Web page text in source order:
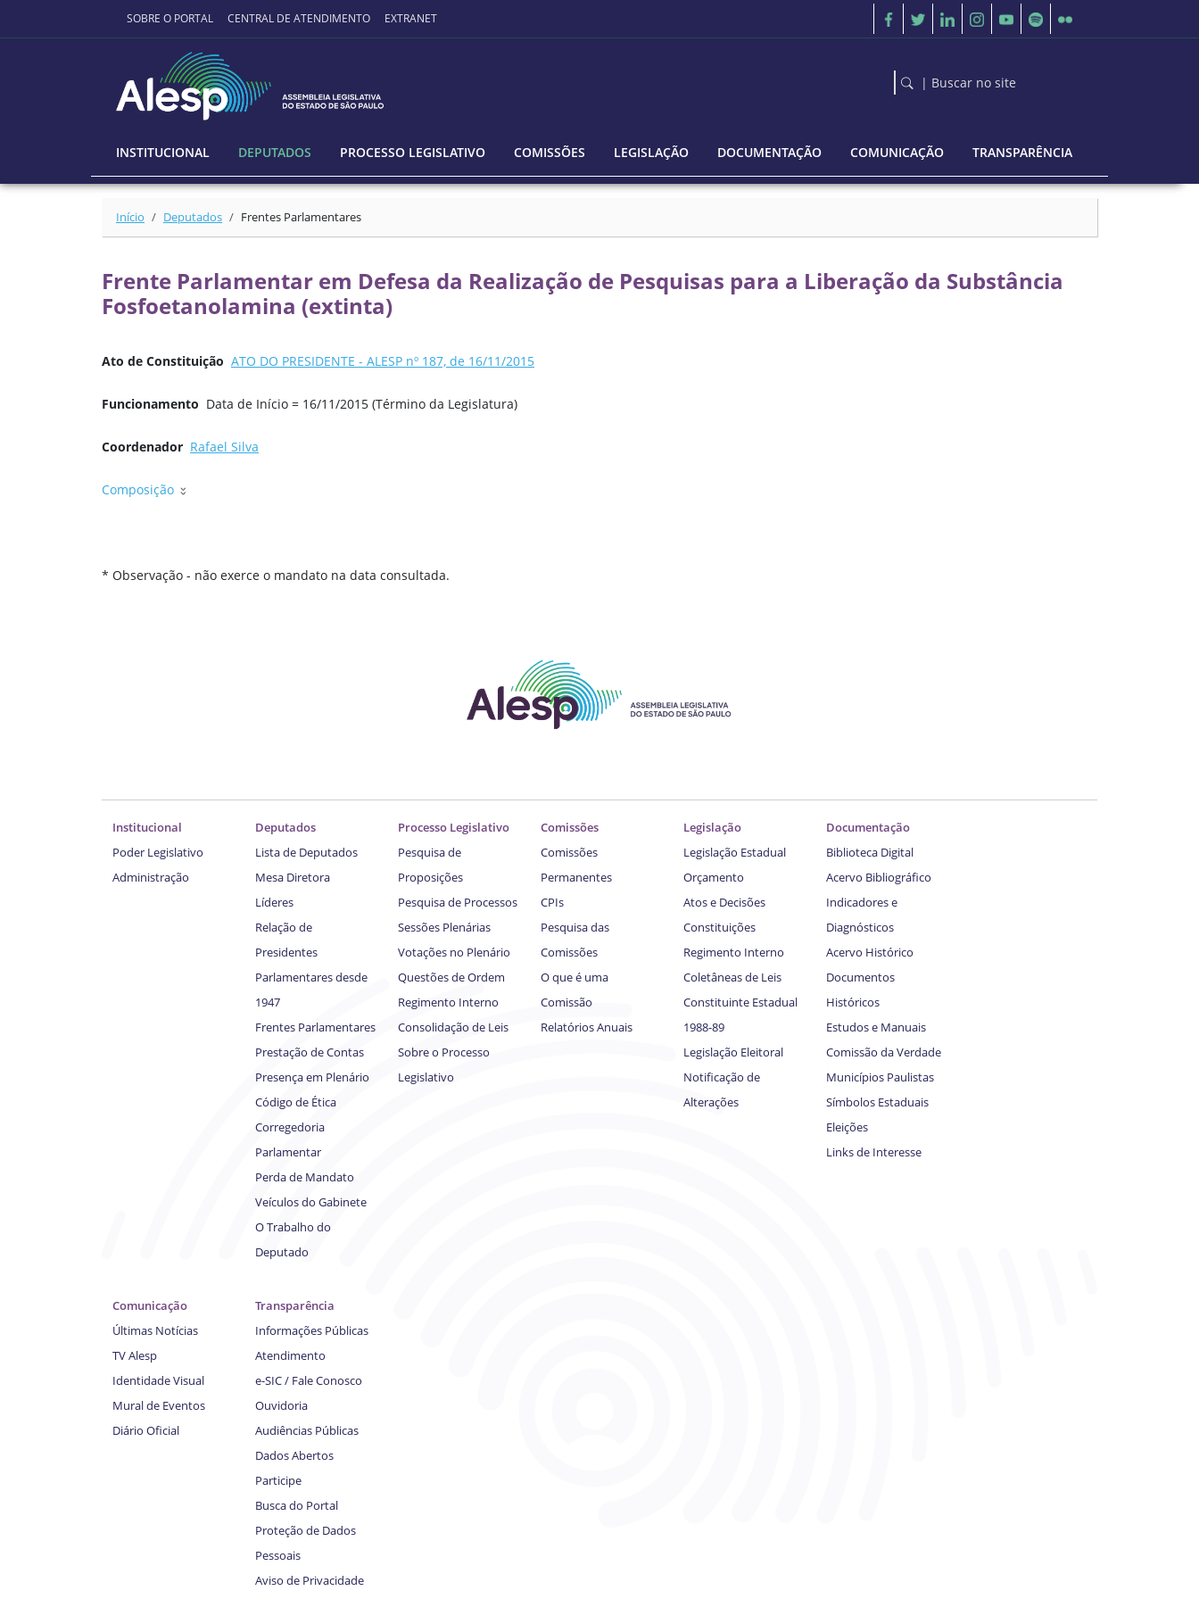
Ir para o conteúdo principal
SOBRE O PORTAL CENTRAL DE ATENDIMENTO EXTRANET
| Buscar no site
INSTITUCIONAL DEPUTADOS PROCESSO LEGISLATIVO COMISSÕES LEGISLAÇÃO DOCUMENTAÇÃO COMUNICAÇÃO TRANSPARÊNCIA
Início Deputados Frentes Parlamentares
Frente Parlamentar em Defesa da Realização de Pesquisas para a Liberação da Substância
Fosfoetanolamina (extinta)
Ato de Constituição ATO DO PRESIDENTE - ALESP nº 187, de 16/11/2015
Funcionamento Data de Início = 16/11/2015 (Término da Legislatura)
Coordenador Rafael Silva
Composição
* Observação - não exerce o mandato na data consultada.
Institucional
Poder Legislativo
Administração
Deputados
Lista de Deputados
Mesa Diretora
Líderes
Relação de
Presidentes
Parlamentares desde
1947
Frentes Parlamentares
Prestação de Contas
Presença em Plenário
Código de Ética
Corregedoria
Parlamentar
Perda de Mandato
Veículos do Gabinete
O Trabalho do
Deputado
Processo Legislativo
Pesquisa de
Proposições
Pesquisa de Processos
Sessões Plenárias
Votações no Plenário
Questões de Ordem
Regimento Interno
Consolidação de Leis
Sobre o Processo
Legislativo
Comissões
Comissões
Permanentes
CPIs
Pesquisa das
Comissões
O que é uma
Comissão
Relatórios Anuais
Legislação
Legislação Estadual
Orçamento
Atos e Decisões
Constituições
Regimento Interno
Coletâneas de Leis
Constituinte Estadual
1988-89
Legislação Eleitoral
Notificação de
Alterações
Documentação
Biblioteca Digital
Acervo Bibliográfico
Indicadores e
Diagnósticos
Acervo Histórico
Documentos
Históricos
Estudos e Manuais
Comissão da Verdade
Municípios Paulistas
Símbolos Estaduais
Eleições
Links de Interesse
Comunicação
Últimas Notícias
TV Alesp
Identidade Visual
Mural de Eventos
Diário Oficial
Transparência
Informações Públicas
Atendimento
e-SIC / Fale Conosco
Ouvidoria
Audiências Públicas
Dados Abertos
Participe
Busca do Portal
Proteção de Dados
Pessoais
Aviso de Privacidade